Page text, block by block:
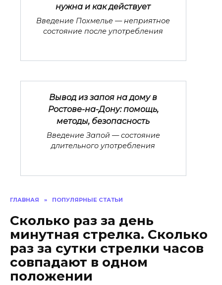
ГЛАВНАЯ » ПОПУЛЯРНЫЕ СТАТЬИ
Сколько раз за день
минутная стрелка. Сколько
раз за сутки стрелки часов
совпадают в одном
положении
нужна и как действует
Введение Похмелье — неприятное
состояние после употребления
Вывод из запоя на дому в
Ростове-на-Дону: помощь,
методы, безопасность
Введение Запой — состояние
длительного употребления